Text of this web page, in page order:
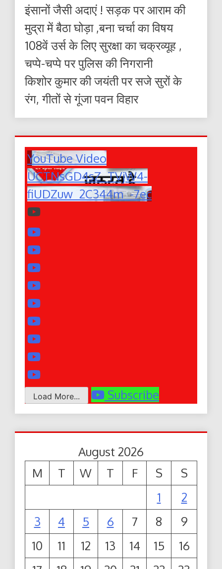
इंसानों जैसी अदाएं ! सड़क पर आराम की
मुद्रा में बैठा घोड़ा ,बना चर्चा का विषय
108वें उर्स के लिए सुरक्षा का चक्रव्यूह ,
चप्पे-चप्पे पर पुलिस की निगरानी
किशोर कुमार की जयंती पर सजे सुरों के
रंग, गीतों से गूंजा पवन विहार
YouTube Video
UCTNsGD4sZ_TVjW4-
fiUDZuw_2C344m_-7ec
Load More... Subscribe
August 2026
M
T W T F S
S
1
2
3
4 5 6 7 8
9
10
11 12 13 14 15
16